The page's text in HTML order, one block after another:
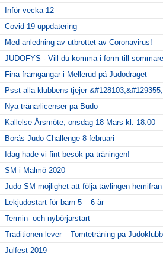
Inför vecka 12
Covid-19 uppdatering
Med anledning av utbrottet av Coronavirus!
JUDOFYS - Vill du komma i form till
Fina framgångar i Mellerud på Judodraget
Psst alla klubbens tjejer &#128103;&#129355;
Nya tränarlicenser på Budo
Kallelse Årsmöte, onsdag 18 Mars kl. 18:00
Borås Judo Challenge 8 februari
Idag hade vi fint besök på träningen!
SM i Malmö 2020
Judo SM möjlighet att följa tävlingen hemifrån
Lekjudostart för barn 5 – 6 år
Termin- och nybörjarstart
Traditionen lever – Tomteträning på
Julfest 2019